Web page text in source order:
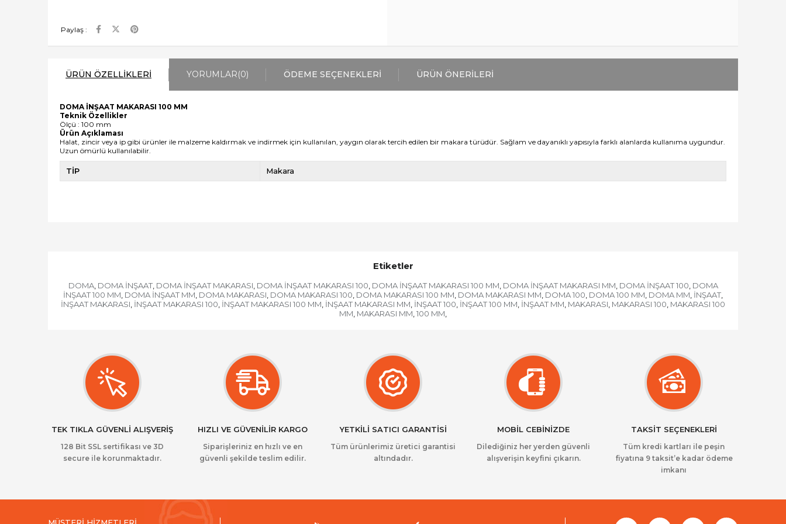
Paylaş :
ÜRÜN ÖZELLIKLERI YORUMLAR(0) ÖDEME SEÇENEKLERI ÜRÜN ÖNERILERI
DOMA İNŞAAT MAKARASI 100 MM
Teknik Özellikler
Ölçü : 100 mm
Ürün Açıklaması
Halat, zincir veya ip gibi ürünler ile malzeme kaldırmak ve indirmek için kullanılan, yaygın olarak tercih edilen bir makara türüdür. Sağlam ve dayanıklı yapısıyla farklı alanlarda kullanıma uygundur.
Uzun ömürlü kullanılabilir.
TİP Makara
Etiketler
DOMA, DOMA İNŞAAT, DOMA İNŞAAT MAKARASI, DOMA İNŞAAT MAKARASI 100, DOMA İNŞAAT MAKARASI 100 MM, DOMA İNŞAAT MAKARASI MM, DOMA İNŞAAT 100, DOMA
İNŞAAT 100 MM, DOMA İNŞAAT MM, DOMA MAKARASI, DOMA MAKARASI 100, DOMA MAKARASI 100 MM, DOMA MAKARASI MM, DOMA 100, DOMA 100 MM, DOMA MM, İNŞAAT,
İNŞAAT MAKARASI, İNŞAAT MAKARASI 100, İNŞAAT MAKARASI 100 MM, İNŞAAT MAKARASI MM, İNŞAAT 100, İNŞAAT 100 MM, İNŞAAT MM, MAKARASI, MAKARASI 100, MAKARASI 100
MM, MAKARASI MM, 100 MM,
TEK TIKLA GÜVENLİ ALIŞVERİŞ
128 Bit SSL sertifikası ve 3D
secure ile korunmaktadır.
HIZLI VE GÜVENİLİR KARGO
Siparişleriniz en hızlı ve en
güvenli şekilde teslim edilir.
YETKİLİ SATICI GARANTİSİ
Tüm ürünlerimiz üretici garantisi
altındadır.
MOBİL CEBİNİZDE
Dilediğiniz her yerden güvenli
alışverişin keyfini çıkarın.
TAKSİT SEÇENEKLERİ
Tüm kredi kartları ile peşin
fiyatına 9 taksit’e kadar ödeme
imkanı